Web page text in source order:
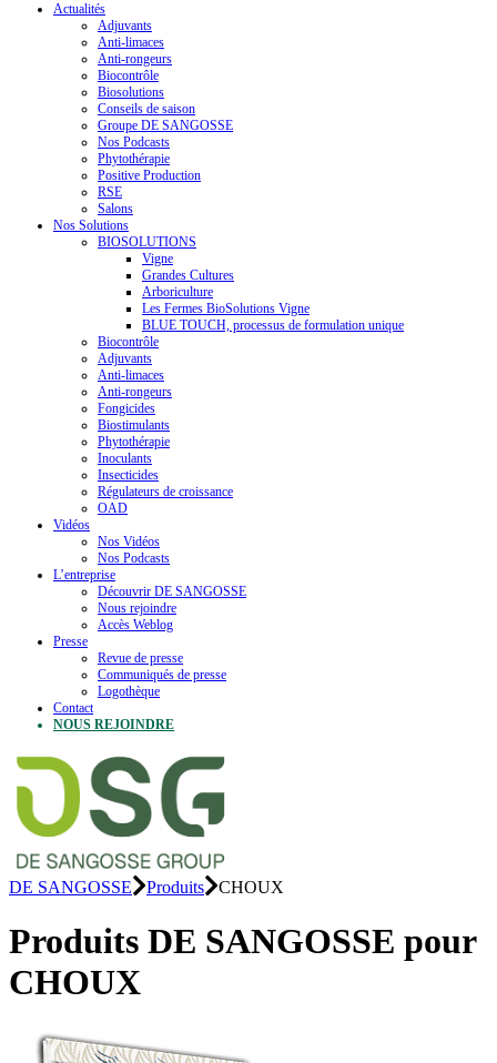
Actualités
Adjuvants
Anti-limaces
Anti-rongeurs
Biocontrôle
Biosolutions
Conseils de saison
Groupe DE SANGOSSE
Nos Podcasts
Phytothérapie
Positive Production
RSE
Salons
Nos Solutions
BIOSOLUTIONS
Vigne
Grandes Cultures
Arboriculture
Les Fermes BioSolutions Vigne
BLUE TOUCH, processus de formulation unique
Biocontrôle
Adjuvants
Anti-limaces
Anti-rongeurs
Fongicides
Biostimulants
Phytothérapie
Inoculants
Insecticides
Régulateurs de croissance
OAD
Vidéos
Nos Vidéos
Nos Podcasts
L’entreprise
Découvrir DE SANGOSSE
Nous rejoindre
Accès Weblog
Presse
Revue de presse
Communiqués de presse
Logothèque
Contact
NOUS REJOINDRE
DE SANGOSSE Produits CHOUX
Produits DE SANGOSSE pour
CHOUX